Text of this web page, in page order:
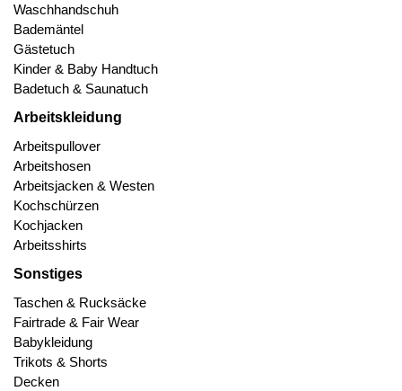
Waschhandschuh
Bademäntel
Gästetuch
Kinder & Baby Handtuch
Badetuch & Saunatuch
Arbeitskleidung
Arbeitspullover
Arbeitshosen
Arbeitsjacken & Westen
Kochschürzen
Kochjacken
Arbeitsshirts
Sonstiges
Taschen & Rucksäcke
Fairtrade & Fair Wear
Babykleidung
Trikots & Shorts
Decken